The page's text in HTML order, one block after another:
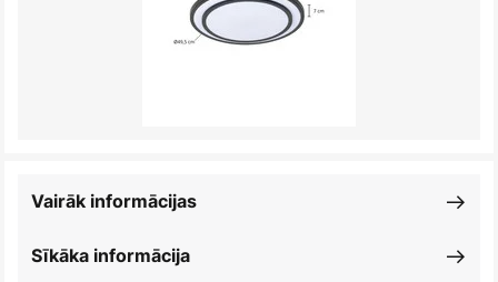
Sīkāka informācija
Vairāk informācijas